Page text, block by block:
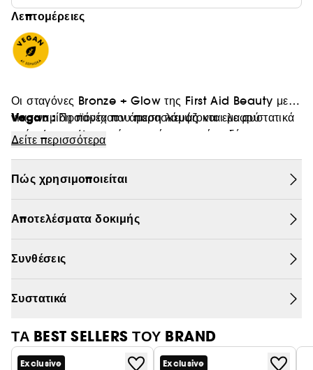
Θαμπάδα
Λεπτομέρειες
Οι σταγόνες Bronze + Glow της First Aid Beauty με
νιασιναμίδη παρέχουν άμεση λάμψη και ελαφρύ
μαύρισμα για εμφανώς ομοιόμορφο τόνο δέρματος,
Vegan :Προϊόντα που παρασκευάζονται με συστατικά
φυσικής προέλευσης.
Δείτε περισσότερα
Πώς χρησιμοποιείται
Αποτελέσματα δοκιμής
Συνθέσεις
Συστατικά
ΤΑ BEST SELLERS ΤΟΥ BRAND
Exclusive Exclusive